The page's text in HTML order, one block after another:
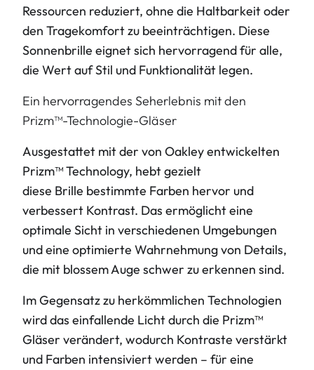
Ressourcen reduziert, ohne die Haltbarkeit oder
den Tragekomfort zu beeinträchtigen. Diese
Sonnenbrille eignet sich hervorragend für alle,
die Wert auf Stil und Funktionalität legen.
Ein hervorragendes Seherlebnis mit den
Prizm™-Technologie-Gläser
Ausgestattet mit der von Oakley entwickelten
Prizm™ Technology, hebt gezielt
diese Brille bestimmte Farben hervor und
verbessert Kontrast. Das ermöglicht eine
optimale Sicht in verschiedenen Umgebungen
und eine optimierte Wahrnehmung von Details,
die mit blossem Auge schwer zu erkennen sind.
Im Gegensatz zu herkömmlichen Technologien
wird das einfallende Licht durch die Prizm™
Gläser verändert, wodurch Kontraste verstärkt
und Farben intensiviert werden – für eine